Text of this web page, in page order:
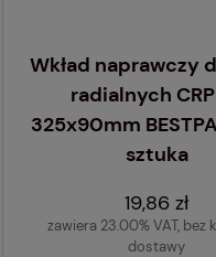
Wkład naprawczy
radialnych
325x90mm
sztuka
19,86 zł
zawiera 23.00% VAT, bez
dostawy